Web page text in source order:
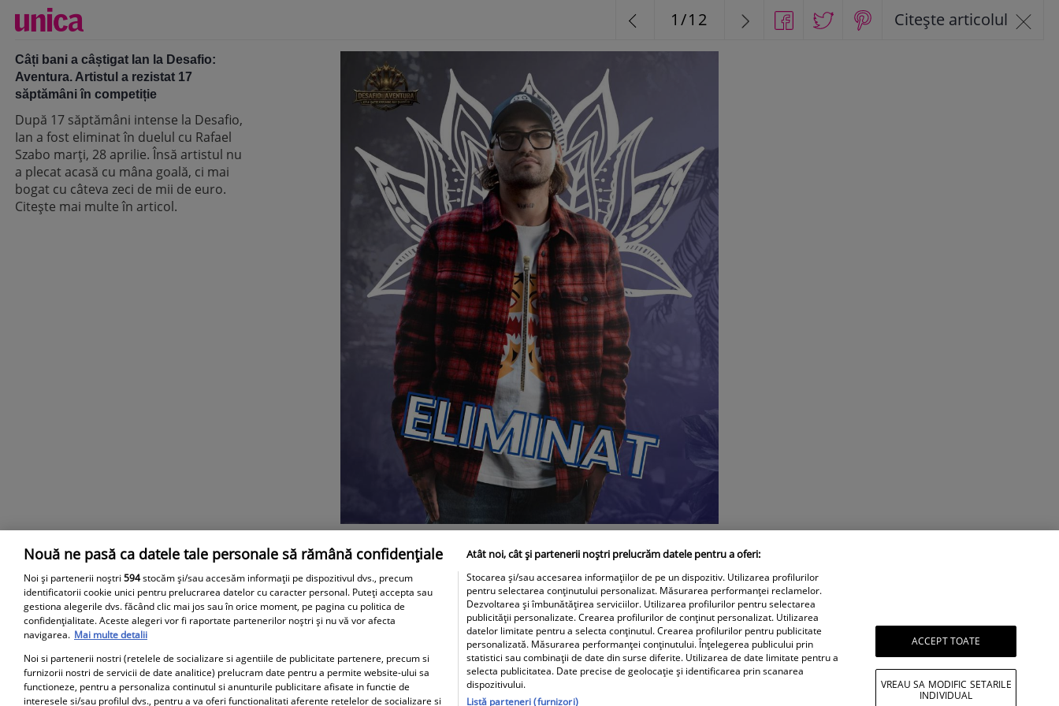
Câți bani a câștigat Ian la Desafio:
Aventura. Artistul a rezistat 17
săptămâni în competiție
După 17 săptămâni intense la Desafio,
Ian a fost eliminat în duelul cu Rafael
Szabo marți, 28 aprilie. Însă artistul nu
a plecat acasă cu mâna goală, ci mai
bogat cu câteva zeci de mii de euro.
Citește mai multe în articol.
Citește articolul
1 /12
Parteneri
Nouă ne pasă ca datele tale personale să rămână confidențiale
Noi și partenerii noștri 594stocăm și/sau accesăm informații pe dispozitivul dvs., precum
identificatorii cookie unici pentru prelucrarea datelor cu caracter personal. Puteți accepta sau
gestiona alegerile dvs. făcând clic mai jos sau în orice moment, pe pagina cu politica de
confidențialitate. Aceste alegeri vor fi raportate partenerilor noștri și nu vă vor afecta
navigarea. Mai multe detalii
Noi si partenerii nostri (retelele de socializare si agentiile de publicitate partenere, precum si
furnizorii nostri de servicii de date analitice) prelucram date pentru a permite website-ului sa
functioneze, pentru a personaliza continutul si anunturile publicitare afisate in functie de
interesele si/sau profilul dvs., pentru a va oferi functionalitati aferente retelelor de socializare si
Atât noi, cât și partenerii noștri prelucrăm datele pentru a oferi:
Stocarea și/sau accesarea informațiilor de pe un dispozitiv. Utilizarea profilurilor
pentru selectarea conținutului personalizat. Măsurarea performanței reclamelor.
Dezvoltarea și îmbunătățirea serviciilor. Utilizarea profilurilor pentru selectarea
publicității personalizate. Crearea profilurilor de conținut personalizat. Utilizarea
datelor limitate pentru a selecta conținutul. Crearea profilurilor pentru publicitate
personalizată. Măsurarea performanței conținutului. Înțelegerea publicului prin
statistici sau combinații de date din surse diferite. Utilizarea de date limitate pentru a
selecta publicitatea. Date precise de geolocație și identificarea prin scanarea
dispozitivului.
Listă parteneri (furnizori)
ACCEPT TOATE
VREAU SA MODIFIC SETARILE
INDIVIDUAL